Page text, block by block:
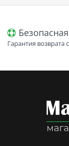
Гарантия возврата